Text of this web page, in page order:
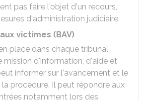
pas faire l'objet d'un recours,
d'administration judiciaire.
victimes (BAV)
place dans chaque tribunal
mission d'information, d'aide et
informer sur l'avancement et le
procédure. Il peut répondre aux
notamment lors des